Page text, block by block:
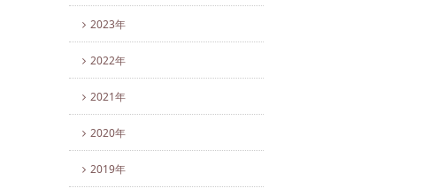
2023年
2022年
2021年
2020年
2019年